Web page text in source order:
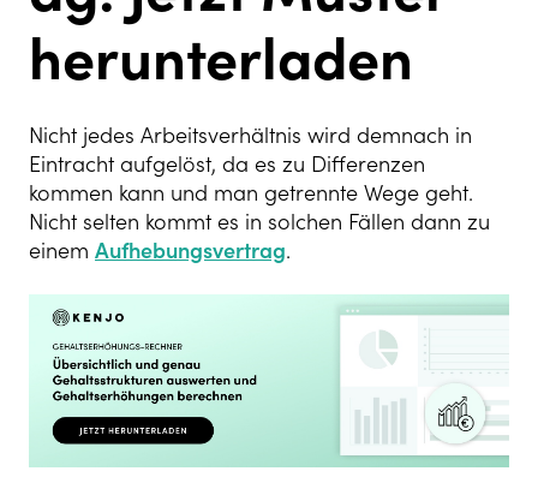
herunterladen
Nicht jedes Arbeitsverhältnis wird demnach in
Eintracht aufgelöst, da es zu Differenzen
kommen kann und man getrennte Wege geht.
Nicht selten kommt es in solchen Fällen dann zu
einem Aufhebungsvertrag.